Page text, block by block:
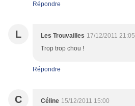
Répondre
L Les Trouvailles 17/12/2011 21:05
Trop trop chou !
Répondre
C Céline 15/12/2011 15:00